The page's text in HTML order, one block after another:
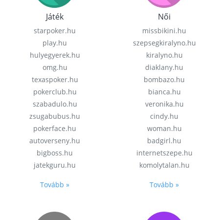
Játék
starpoker.hu
play.hu
hulyegyerek.hu
omg.hu
texaspoker.hu
pokerclub.hu
szabadulo.hu
zsugabubus.hu
pokerface.hu
autoverseny.hu
bigboss.hu
jatekguru.hu
Tovább »
Női
missbikini.hu
szepsegkiralyno.hu
kiralyno.hu
diaklany.hu
bombazo.hu
bianca.hu
veronika.hu
cindy.hu
woman.hu
badgirl.hu
internetszepe.hu
komolytalan.hu
Tovább »